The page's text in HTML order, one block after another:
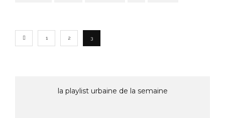
1 2 3
la playlist urbaine de la semaine